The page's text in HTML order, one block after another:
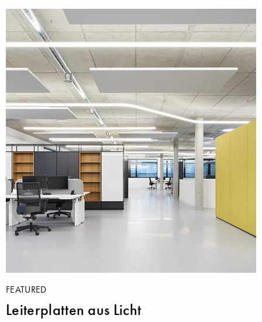
FEATURED
Leiterplatten aus Licht